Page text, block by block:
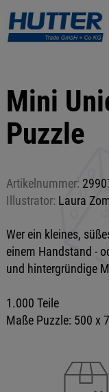
Mini
Puzzle
Artikelnummer:
Illustrator: Laura
Wer ein kleines,
einem Handstand -
und hintergründige
1.000 Teile
Maße Puzzle: 500 x